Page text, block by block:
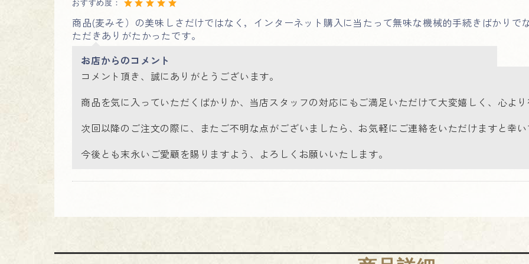
おすすめ度：
商品(麦みそ）の美味しさだけではなく，インターネット購入に当たって無味な機械的手続きばかり
ただきありがたかったです。
お店からのコメント
コメント頂き、誠にありがとうございます。
商品を気に入っていただくばかりか、当店スタッフの対応にもご満足いただけて大変嬉しく、心よ
次回以降のご注文の際に、またご不明な点がございましたら、お気軽にご連絡をいただけますと幸
今後とも末永いご愛顧を賜りますよう、よろしくお願いいたします。